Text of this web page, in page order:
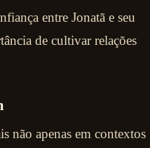
entre Jonatã e seu
de cultivar relações
não apenas em contextos